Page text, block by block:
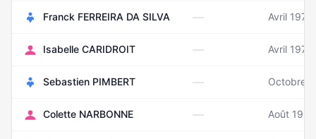
Franck FERREIRA DA SILVA — Avril 1976
Isabelle CARIDROIT — Avril 1976
Sebastien PIMBERT — Octobre
Colette NARBONNE — Août 1960